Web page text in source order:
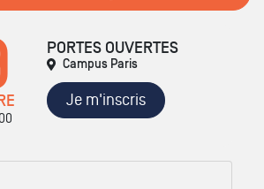
PORTES OUVERTES
Campus Paris
Je m'inscris